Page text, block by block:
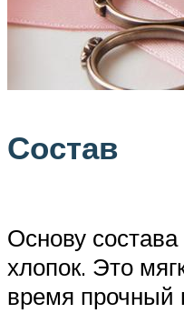
Состав
Основу состава
хлопок. Это
время прочный